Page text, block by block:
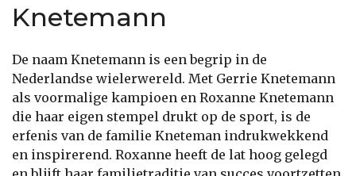
Knetemann
De naam Knetemann is een begrip in de
Nederlandse wielerwereld. Met Gerrie Knetemann
als voormalige kampioen en Roxanne Knetemann
die haar eigen stempel drukt op de sport, is de
erfenis van de familie Kneteman indrukwekkend
en inspirerend. Roxanne heeft de lat hoog gelegd